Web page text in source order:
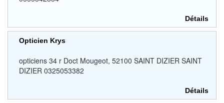
Détails
Opticien Krys
opticiens 34 r Doct Mougeot, 52100 SAINT DIZIER SAINT
DIZIER 0325053382
Détails